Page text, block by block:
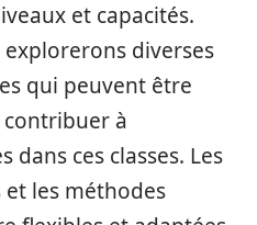
et capacités.
diverses
qui peuvent être
à
dans ces classes. Les
les méthodes